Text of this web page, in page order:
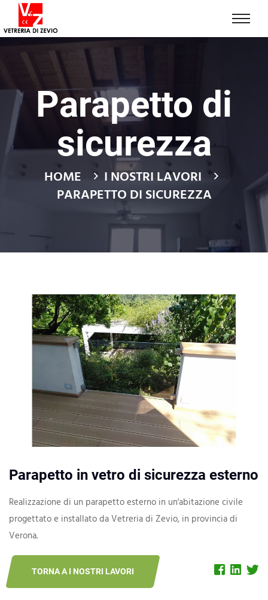
Parapetto di
sicurezza
HOME
I NOSTRI LAVORI
PARAPETTO DI SICUREZZA
Parapetto in vetro di sicurezza esterno
Realizzazione di un parapetto esterno in un'abitazione civile
progettato e installato da Vetreria di Zevio, in provincia di
Verona.
TORNA A I NOSTRI LAVORI